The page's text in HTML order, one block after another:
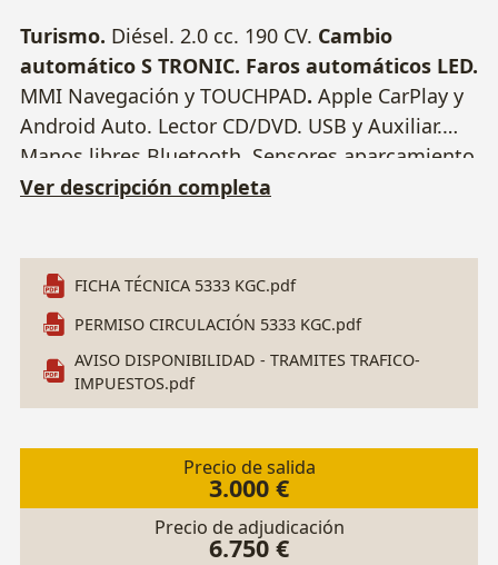
Turismo. Diésel. 2.0 cc. 190 CV. Cambio
automático S TRONIC. Faros automáticos LED.
MMI Navegación y TOUCHPAD. Apple CarPlay y
Android Auto. Lector CD/DVD. USB y Auxiliar.
Manos libres Bluetooth. Sensores aparcamiento
delantero y trasero.Asientos eléctricos de
velocidad. Sensor lluvia. Sistema Start/Stop
Arranque sin llave.
calefacción independiente. Llantas 17". 2
Llaves. Matrícula 5333 KGC. Nº Bastidor:
WAUZZZ4G6GN126799.
Ver descripción completa
FICHA TÉCNICA 5333 KGC.pdf
PERMISO CIRCULACIÓN 5333 KGC.pdf
AVISO DISPONIBILIDAD - TRAMITES TRAFICO-
IMPUESTOS.pdf
Precio de salida
3.000 €
Precio de adjudicación
6.750 €